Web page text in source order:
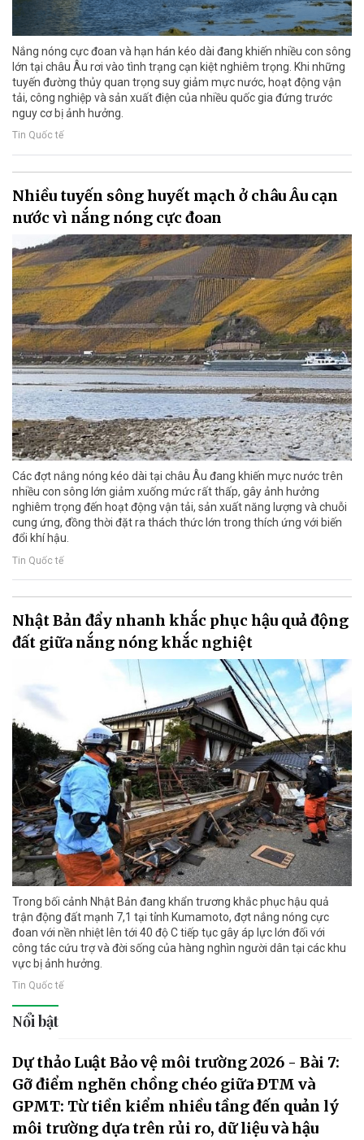
Nắng nóng cực đoan và hạn hán kéo dài đang khiến nhiều con sông
lớn tại châu Âu rơi vào tình trạng cạn kiệt nghiêm trọng. Khi những
tuyến đường thủy quan trọng suy giảm mực nước, hoạt động vận
tải, công nghiệp và sản xuất điện của nhiều quốc gia đứng trước
nguy cơ bị ảnh hưởng.
Tin Quốc tế
Nhiều tuyến sông huyết mạch ở châu Âu cạn
nước vì nắng nóng cực đoan
Các đợt nắng nóng kéo dài tại châu Âu đang khiến mực nước trên
nhiều con sông lớn giảm xuống mức rất thấp, gây ảnh hưởng
nghiêm trọng đến hoạt động vận tải, sản xuất năng lượng và chuỗi
cung ứng, đồng thời đặt ra thách thức lớn trong thích ứng với biến
đổi khí hậu.
Tin Quốc tế
Nhật Bản đẩy nhanh khắc phục hậu quả động
đất giữa nắng nóng khắc nghiệt
Trong bối cảnh Nhật Bản đang khẩn trương khắc phục hậu quả
trận động đất mạnh 7,1 tại tỉnh Kumamoto, đợt nắng nóng cực
đoan với nền nhiệt lên tới 40 độ C tiếp tục gây áp lực lớn đối với
công tác cứu trợ và đời sống của hàng nghìn người dân tại các khu
vực bị ảnh hưởng.
Tin Quốc tế
Nổi bật
Dự thảo Luật Bảo vệ môi trường 2026 - Bài 7:
Gỡ điểm nghẽn chồng chéo giữa ĐTM và
GPMT: Từ tiền kiểm nhiều tầng đến quản lý
môi trường dựa trên rủi ro, dữ liệu và hậu